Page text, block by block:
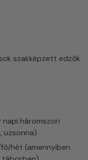
szakképzett edzők
háromszori
uzsonna)
hét (amennyiben